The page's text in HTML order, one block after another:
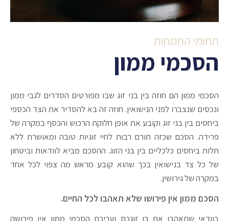
תחומי התמחות
הסכמי ממון
הסכמי ממון הם חוזה בין בני זוג שבו מפורטים הסדרים לגבי ממון
ונכסים שנצברו לפני הנישואין. חוזה זה בא להסדיר את הצד הכספי
ביחסים בין בני זוג וקובע את אופן חלוקת הרכוש והכסף במקרה של
פרידה. הסכם שכזה תורם רבות לחיי זוגיות טובה ומאושרת ללא
תלות ביחסים כלכליים בין בני הזוג. ההסכם מביא לוודאות וביטחון
של כל צד בנישואין בכך שהוא קובע מראש מה צפוי לכל אחד
במקרה של גירושין.
הסכם ממון אין פירושו שלא תאהבו לכל החיים.
בוודאי שתאהבו את בן זוגכם ועריכת הסכמי ממון אין פירושה